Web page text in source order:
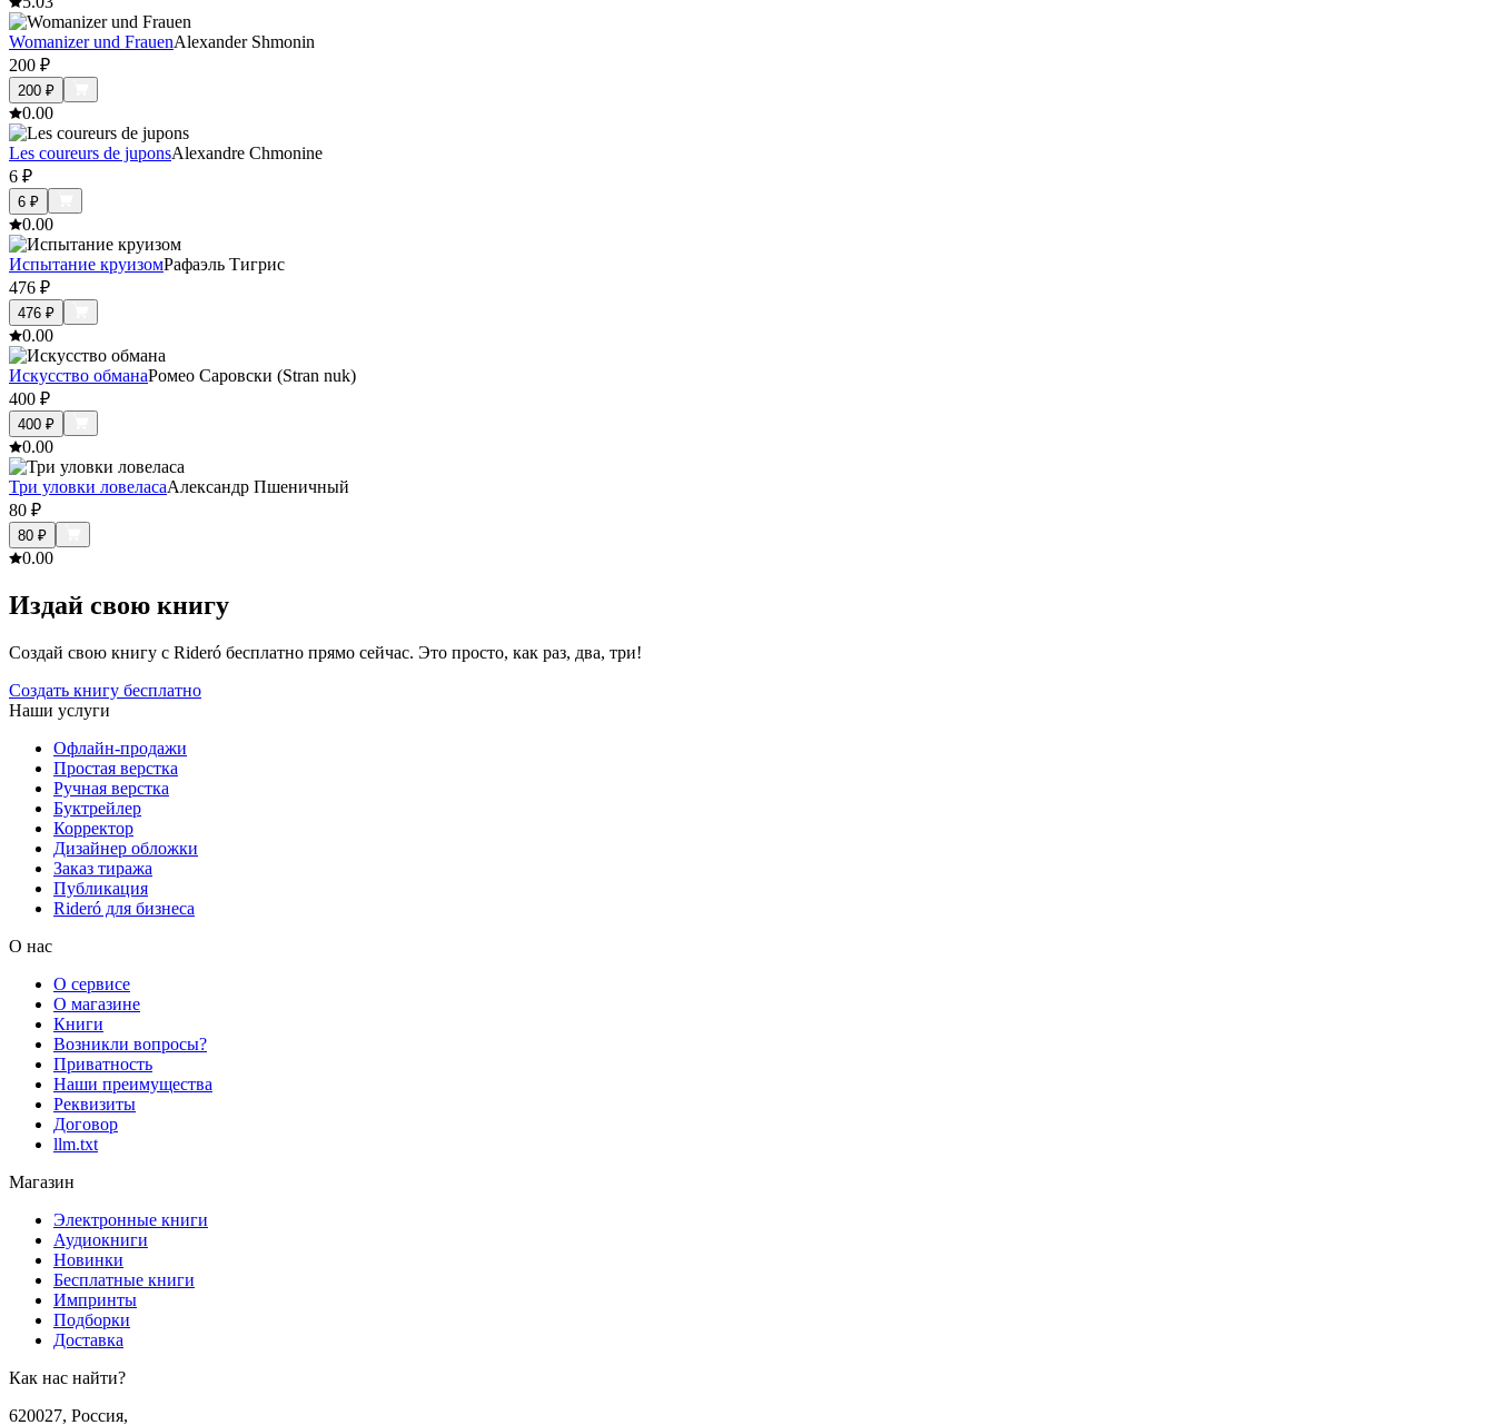
Womanizer und FrauenAlexander Shmonin
200 ₽
200 ₽
0.00
Les coureurs de juponsAlexandre Chmonine
6 ₽
6 ₽
0.00
Испытание круизомРафаэль Тигрис
476 ₽
476 ₽
0.00
Искусство обманаРомео Саровски (Stran nuk)
400 ₽
400 ₽
0.00
Три уловки ловеласаАлександр Пшеничный
80 ₽
80 ₽
0.00
Издай свою книгу
Создай свою книгу с Rideró бесплатно прямо сейчас. Это просто, как раз, два, три!
Создать книгу бесплатно
Наши услуги
Офлайн-продажи
Простая верстка
Ручная верстка
Буктрейлер
Корректор
Дизайнер обложки
Заказ тиража
Публикация
Rideró для бизнеса
О нас
О сервисе
О магазине
Книги
Возникли вопросы?
Приватность
Наши преимущества
Реквизиты
Договор
llm.txt
Магазин
Электронные книги
Аудиокниги
Новинки
Бесплатные книги
Импринты
Подборки
Доставка
Как нас найти?
620027, Россия,